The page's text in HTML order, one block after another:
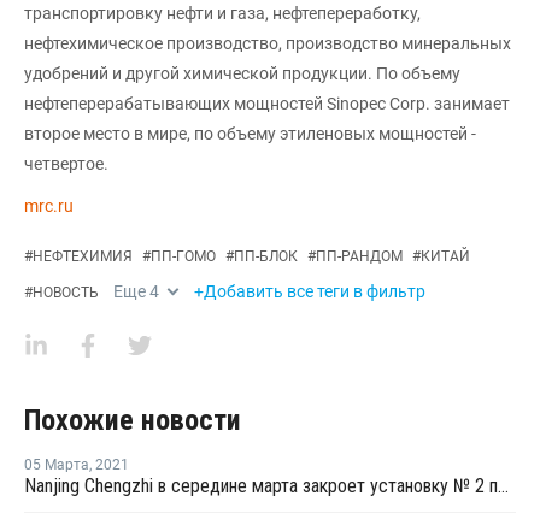
транспортировку нефти и газа, нефтепереработку,
нефтехимическое производство, производство минеральных
удобрений и другой химической продукции. По объему
нефтеперерабатывающих мощностей Sinopec Corp. занимает
второе место в мире, по объему этиленовых мощностей -
четвертое.
mrc.ru
#НЕФТЕХИМИЯ #ПП-ГОМО #ПП-БЛОК #ПП-РАНДОМ #КИТАЙ
#НОВОСТЬ Еще4 +Добавить все теги в фильтр
Похожие новости
05 Марта, 2021
Nanjing Chengzhi в середине марта закроет установку № 2 по выпуску олефинов в Нанкине